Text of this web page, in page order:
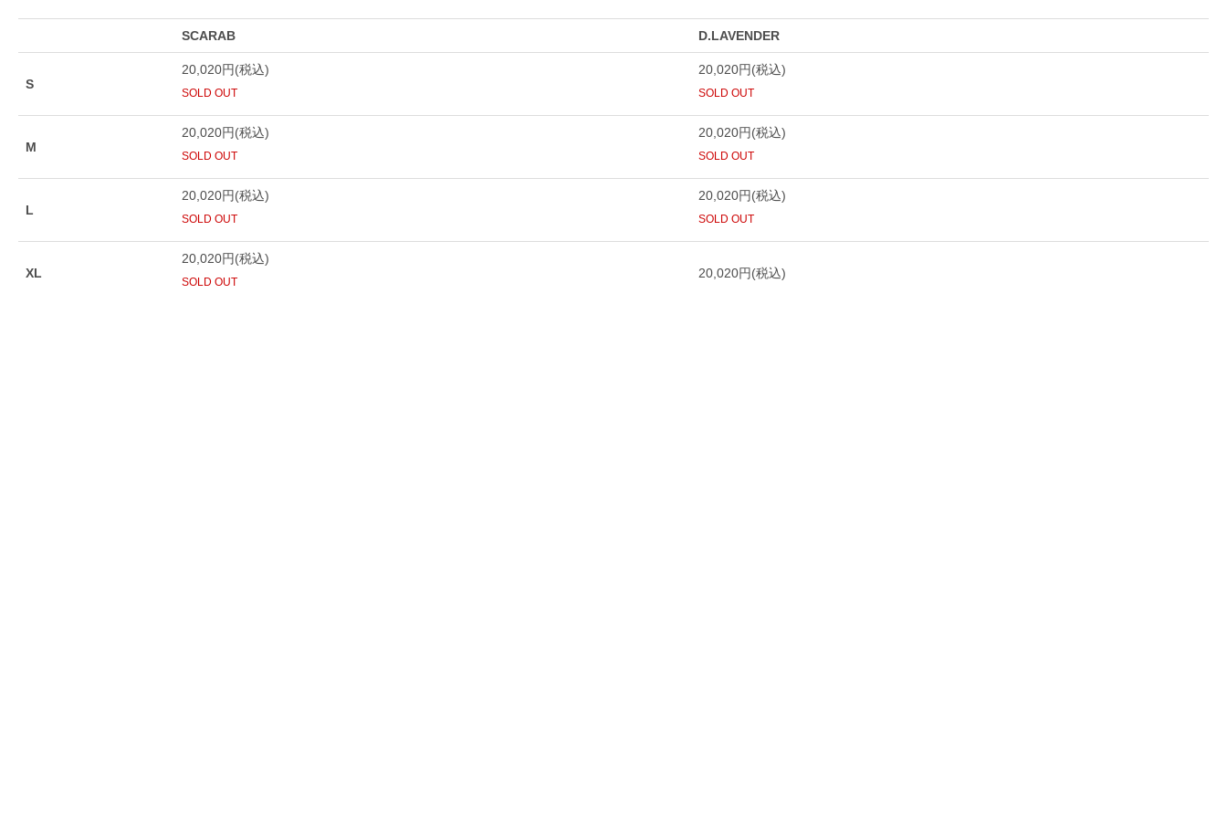
SCARAB D.LAVENDER
S
20,020円(税込)
SOLD OUT
20,020円(税込)
SOLD OUT
M
20,020円(税込)
SOLD OUT
20,020円(税込)
SOLD OUT
L
20,020円(税込)
SOLD OUT
20,020円(税込)
SOLD OUT
XL
20,020円(税込)
SOLD OUT
20,020円(税込)